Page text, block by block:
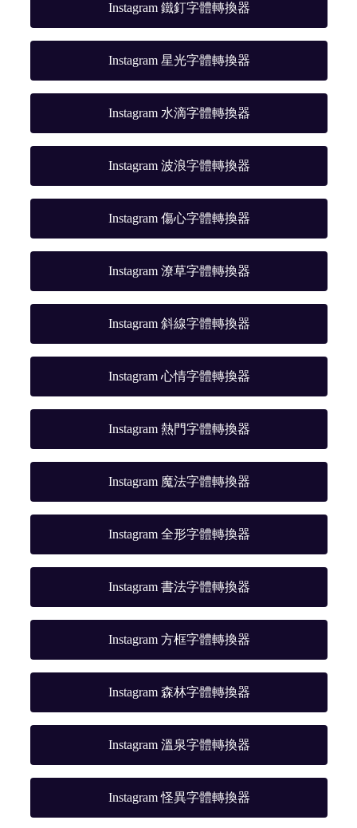
Instagram 鐵釘字體轉換器
Instagram 星光字體轉換器
Instagram 水滴字體轉換器
Instagram 波浪字體轉換器
Instagram 傷心字體轉換器
Instagram 潦草字體轉換器
Instagram 斜線字體轉換器
Instagram 心情字體轉換器
Instagram 熱門字體轉換器
Instagram 魔法字體轉換器
Instagram 全形字體轉換器
Instagram 書法字體轉換器
Instagram 方框字體轉換器
Instagram 森林字體轉換器
Instagram 溫泉字體轉換器
Instagram 怪異字體轉換器